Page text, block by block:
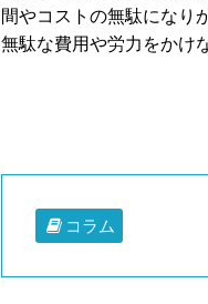
間やコストの無駄になり
無駄な費用や労力をかけ
コラム